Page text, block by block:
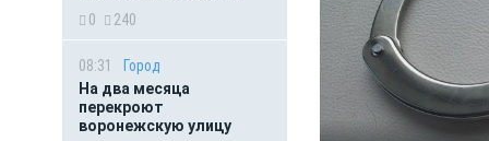
0
240
08:31
Город
На два месяца
перекроют
воронежскую улицу